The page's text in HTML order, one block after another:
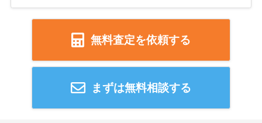
無料査定を依頼する
まずは無料相談する